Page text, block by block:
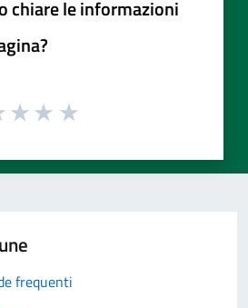
chiare le informazioni
frequenti